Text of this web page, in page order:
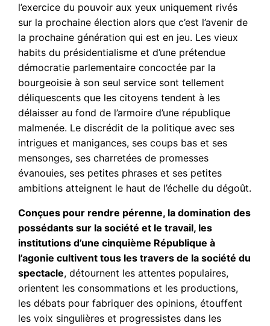
l’exercice du pouvoir aux yeux uniquement rivés
sur la prochaine élection alors que c’est l’avenir de
la prochaine génération qui est en jeu. Les vieux
habits du présidentialisme et d’une prétendue
démocratie parlementaire concoctée par la
bourgeoisie à son seul service sont tellement
déliquescents que les citoyens tendent à les
délaisser au fond de l’armoire d’une république
malmenée. Le discrédit de la politique avec ses
intrigues et manigances, ses coups bas et ses
mensonges, ses charretées de promesses
évanouies, ses petites phrases et ses petites
ambitions atteignent le haut de l’échelle du dégoût.
Conçues pour rendre pérenne, la domination des
possédants sur la société et le travail, les
institutions d’une cinquième République à
l’agonie cultivent tous les travers de la société du
spectacle, détournent les attentes populaires,
orientent les consommations et les productions,
les débats pour fabriquer des opinions, étouffent
les voix singulières et progressistes dans les